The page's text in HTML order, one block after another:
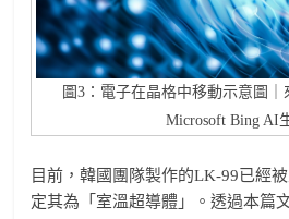
圖3：電子在晶格中移動示意圖｜
Microsoft Bing AI
目前，韓國團隊製作的LK-99已經
定其為「室溫超導體」。透過本篇